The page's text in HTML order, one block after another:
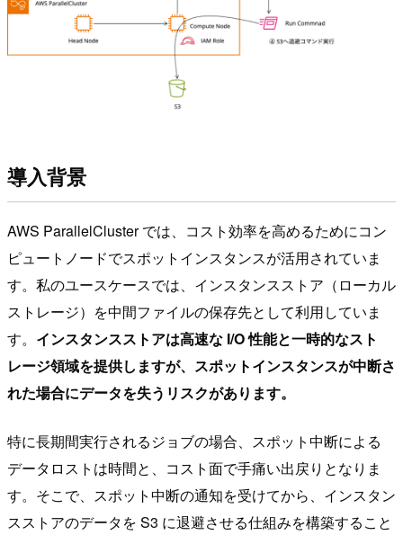
導入背景
AWS ParallelCluster では、コスト効率を高めるためにコン
ピュートノードでスポットインスタンスが活用されていま
す。私のユースケースでは、インスタンスストア（ローカル
ストレージ）を中間ファイルの保存先として利用していま
す。 インスタンスストアは高速な I/O 性能と一時的なスト
レージ領域を提供しますが、スポットインスタンスが中断さ
れた場合にデータを失うリスクがあります。
特に長期間実行されるジョブの場合、スポット中断による
データロストは時間と、コスト面で手痛い出戻りとなりま
す。そこで、スポット中断の通知を受けてから、インスタン
スストアのデータを S3 に退避させる仕組みを構築すること